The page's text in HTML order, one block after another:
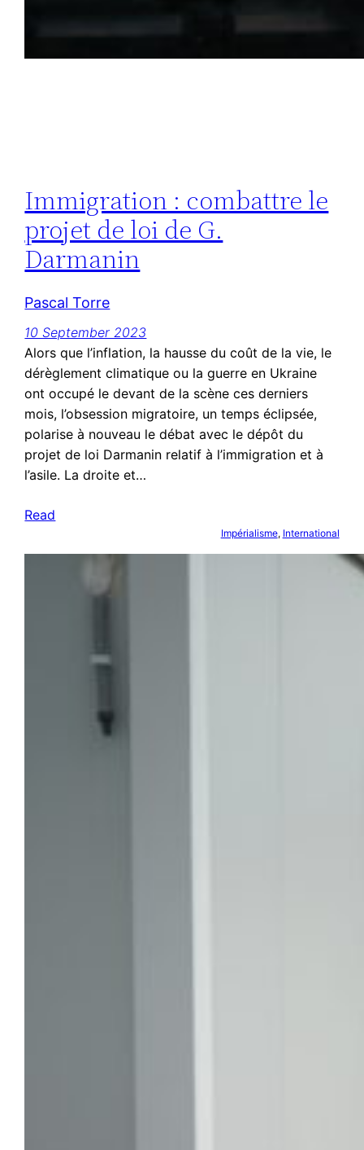
Immigration : combattre le
projet de loi de G.
Darmanin
Pascal Torre
10 September 2023
Alors que l’inflation, la hausse du coût de la vie, le
dérèglement climatique ou la guerre en Ukraine
ont occupé le devant de la scène ces derniers
mois, l’obsession migratoire, un temps éclipsée,
polarise à nouveau le débat avec le dépôt du
projet de loi Darmanin relatif à l’immigration et à
l’asile. La droite et…
Read
Impérialisme, International